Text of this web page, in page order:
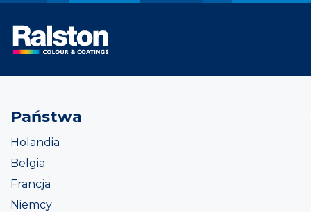
Państwa
Holandia
Belgia
Francja
Niemcy